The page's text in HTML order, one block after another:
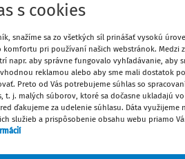
normy ako súčasť
republiky (ďalej len "Ústavný
predbežne prerokoval sťažnosť
na súdnu ochranu podľa čl. 46
s cookies
snažíme sa zo všetkých síl prinášať vysokú
komfortu pri používaní našich webstránok. Medzi
napr. aby správne fungovalo vyhľadávanie, aby
reklamou alebo aby sme mali dostatok
Preto od Vás potrebujeme súhlas so
t. j. malých súborov, ktoré sa dočasne ukladajú
ďakujeme za udelenie súhlasu. Dáta využijeme
služieb a prispôsobenie obsahu webu priamo